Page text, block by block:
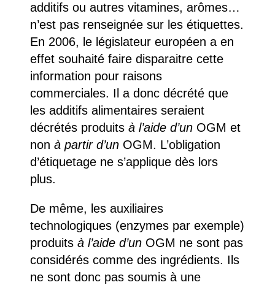
additifs ou autres vitamines, arômes…
n’est pas renseignée sur les étiquettes.
En 2006, le législateur européen a en
effet souhaité faire disparaitre cette
information pour raisons
commerciales. Il a donc décrété que
les additifs alimentaires seraient
décrétés produits à l’aide d’un OGM et
nonà partir d’un OGM. L’obligation
d’étiquetage ne s’applique dès lors
plus.
De même, les auxiliaires
technologiques (enzymes par exemple)
produitsà l’aide d’un OGM ne sont pas
considérés comme des ingrédients. Ils
ne sont donc pas soumis à une